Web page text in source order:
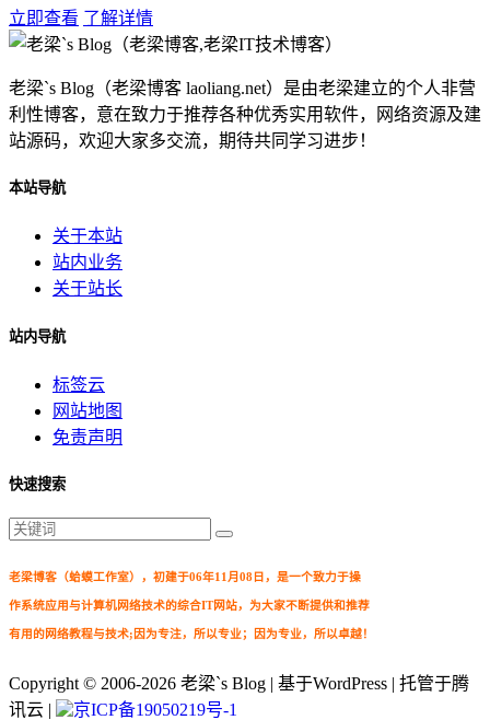
立即查看 了解详情
老梁`s Blog（老梁博客 laoliang.net）是由老梁建立的个人非营
利性博客，意在致力于推荐各种优秀实用软件，网络资源及建
站源码，欢迎大家多交流，期待共同学习进步！
本站导航
关于本站
站内业务
关于站长
站内导航
标签云
网站地图
免责声明
快速搜索
老梁博客（蛤蟆工作室），初建于06年11月08日，是一个致力于操
作系统应用与计算机网络技术的综合IT网站，为大家不断提供和推荐
有用的网络教程与技术;因为专注，所以专业；因为专业，所以卓越！
Copyright © 2006-2026 老梁`s Blog | 基于WordPress | 托管于腾
讯云 |
京ICP备19050219号-1